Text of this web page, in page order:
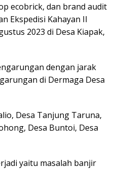
ecobrick, dan brand audit
Ekspedisi Kahayan II
2023 di Desa Kiapak,
dengan jarak
di Dermaga Desa
Desa Tanjung Taruna,
Desa Buntoi, Desa
yaitu masalah banjir